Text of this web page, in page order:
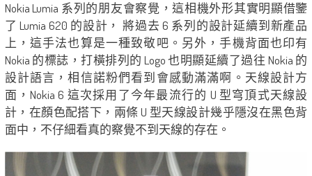
Nokia Lumia 系列的朋友會察覺，這相機外形其實明顯借鑒
了 Lumia 620 的設計， 將過去 6 系列的設計延續到新產品
上，這手法也算是一種致敬吧。另外，手機背面也印有
Nokia 的標誌，打橫排列的 Logo 也明顯延續了過往 Nokia 的
設計語言，相信諾粉們看到會感動滿滿啊。天線設計方
面，Nokia 6 這次採用了今年最流行的 U 型穹頂式天線設
計，在顏色配搭下，兩條 U 型天線設計幾乎隱沒在黑色背
面中，不仔細看真的察覺不到天線的存在。